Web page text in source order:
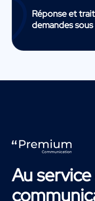
Réponse et
demandes
Au